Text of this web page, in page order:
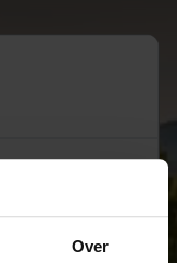
Over